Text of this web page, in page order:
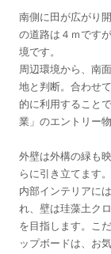
南側に田が広がり
の道路は４ｍです
境です。
周辺環境から、南
地と判断。合わせ
的に利用すること
業」のエントリー
外壁は外構の緑も
らに引き立てます。
内部インテリアに
れ、壁は珪藻土ク
を目指します。こ
ップボードは、お